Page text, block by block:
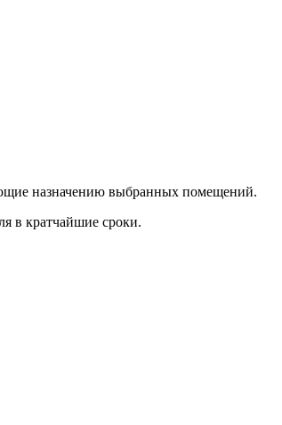
назначению выбранных помещений.
в кратчайшие сроки.